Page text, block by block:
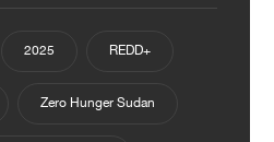
+REDD
2025
Zero Hunger Sudan